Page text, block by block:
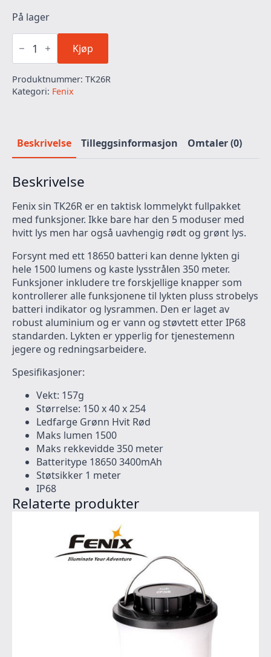
På lager
Fenix
TK26R
1500
antall
Kjøp
Produktnummer: TK26R
Kategori: Fenix
Beskrivelse Tilleggsinformasjon Omtaler (0)
Beskrivelse
Fenix sin TK26R er en taktisk lommelykt fullpakket
med funksjoner. Ikke bare har den 5 moduser med
hvitt lys men har også uavhengig rødt og grønt lys.
Forsynt med ett 18650 batteri kan denne lykten gi
hele 1500 lumens og kaste lysstrålen 350 meter.
Funksjoner inkludere tre forskjellige knapper som
kontrollerer alle funksjonene til lykten pluss strobelys
batteri indikator og lysrammen. Den er laget av
robust aluminium og er vann og støvtett etter IP68
standarden. Lykten er ypperlig for tjenestemenn
jegere og redningsarbeidere.
Spesifikasjoner:
Vekt: 157g
Størrelse: 150 x 40 x 254
Ledfarge Grønn Hvit Rød
Maks lumen 1500
Maks rekkevidde 350 meter
Batteritype 18650 3400mAh
Støtsikker 1 meter
IP68
Relaterte produkter